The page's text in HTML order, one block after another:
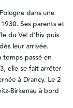
dans une
Ses parents et
du Vel d’hiv puis
leur arrivée.
passé en
elle se fait arrêter
à Drancy. Le 2
Birkenau à bord